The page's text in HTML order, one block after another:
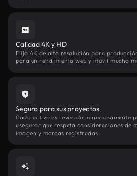
Calidad 4K y HD
Elija 4K de alta resolución para
para un rendimiento web y móvil mucho
Seguro para sus proyectos
Cada activo es revisado minuciosamente
asegurar que respeta consideraciones de
imagen y marcas registradas.